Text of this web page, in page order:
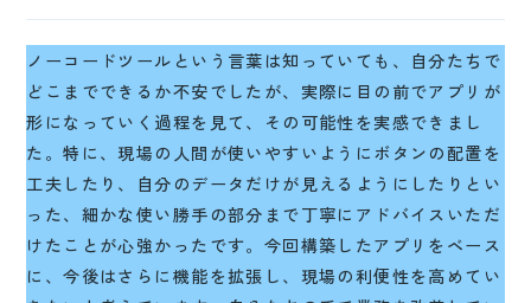
ノーコードツールという言葉は知っていても、自分たちで
どこまでできるか不安でしたが、実際に目の前でアプリが
形になっていく過程を見て、その可能性を実感できまし
た。特に、現場の人間が使いやすいようにボタンの配置を
工夫したり、自分のデータだけが見えるようにしたりとい
った、細かな使い勝手の部分まで丁寧にアドバイスいただ
けたことが心強かったです。今回構築したアプリをベース
に、今後はさらに機能を拡張し、現場の利便性を高めてい